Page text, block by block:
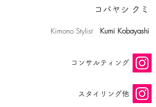
​コバヤシ クミ
​Kimono Stylist Kumi Kobayashi
​コンサルティング
スタイリング他